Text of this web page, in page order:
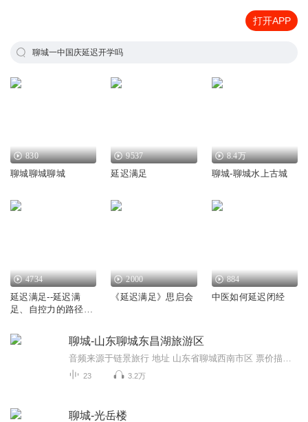
打开APP
聊城一中国庆延迟开学吗
830
聊城聊城聊城
9537
延迟满足
8.4万
聊城-聊城水上古城
4734
延迟满足--延迟满
足、自控力的路径和
2000
《延迟满足》思启会
884
中医如何延迟闭经
聊城-山东聊城东昌湖旅游区
23 3.2万
聊城-光岳楼